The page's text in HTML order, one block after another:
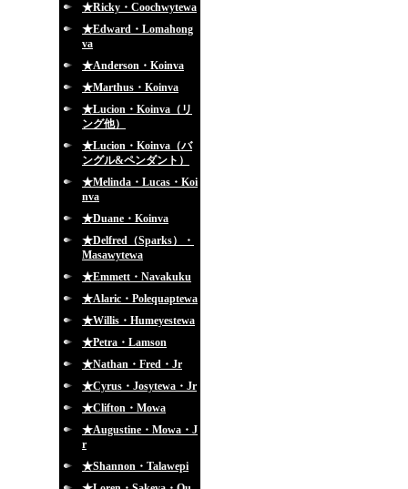
★Ricky・Coochwytewa
★Edward・Lomahong
va
★Anderson・Koinva
★Marthus・Koinva
★Lucion・Koinva（リ
ング他）
★Lucion・Koinva（バ
ングル&ペンダント）
★Melinda・Lucas・Koi
nva
★Duane・Koinva
★Delfred（Sparks）・
Masawytewa
★Emmett・Navakuku
★Alaric・Polequaptewa
★Willis・Humeyestewa
★Petra・Lamson
★Nathan・Fred・Jr
★Cyrus・Josytewa・Jr
★Clifton・Mowa
★Augustine・Mowa・J
r
★Shannon・Talawepi